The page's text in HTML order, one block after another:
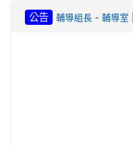
公告 輔導組長- 輔導室